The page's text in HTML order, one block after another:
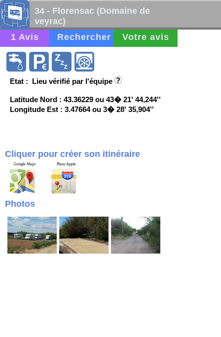
34 - Florensac (Domaine de
veyrac)
1 Avis
Rechercher Votre avis
Etat : Lieu vérifié par l'équipe
Latitude Nord : 43.36229 ou 43� 21' 44,244''
Longitude Est : 3.47664 ou 3� 28' 35,904''
Cliquer pour créer son itinéraire
Google Maps Plans Apple
Photos